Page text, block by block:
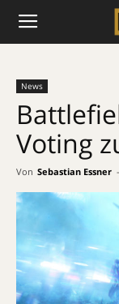
News
Voting
Von Sebastian Essner -